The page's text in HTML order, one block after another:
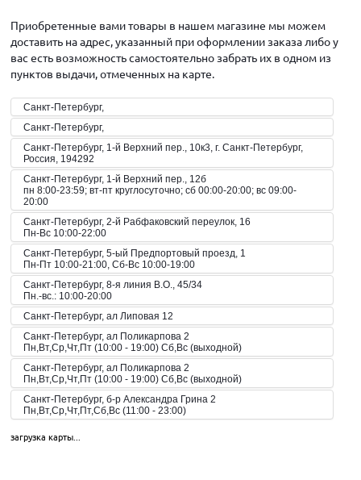
Приобретенные вами товары в нашем магазине мы можем
доставить на адрес, указанный при оформлении заказа либо у
вас есть возможность самостоятельно забрать их в одном из
пунктов выдачи, отмеченных на карте.
Санкт-Петербург,
Санкт-Петербург,
Санкт-Петербург, 1-й Верхний пер., 10к3, г. Санкт-Петербург,
Россия, 194292
Санкт-Петербург, 1-й Верхний пер., 12б
пн 8:00-23:59; вт-пт круглосуточно; сб 00:00-20:00; вс 09:00-
20:00
Санкт-Петербург, 2-й Рабфаковский переулок, 16
Пн-Вс 10:00-22:00
Санкт-Петербург, 5-ый Предпортовый проезд, 1
Пн-Пт 10:00-21:00, Сб-Вс 10:00-19:00
Санкт-Петербург, 8-я линия В.О., 45/34
Пн.-вс.: 10:00-20:00
Санкт-Петербург, ал Липовая 12
Санкт-Петербург, ал Поликарпова 2
Пн,Вт,Ср,Чт,Пт (10:00 - 19:00) Сб,Вс (выходной)
Санкт-Петербург, ал Поликарпова 2
Пн,Вт,Ср,Чт,Пт (10:00 - 19:00) Сб,Вс (выходной)
Санкт-Петербург, б-р Александра Грина 2
Пн,Вт,Ср,Чт,Пт,Сб,Вс (11:00 - 23:00)
Пн,Вт,Ср,Чт,Пт,Сб,Вс (09:00 - 21:00)
загрузка карты...